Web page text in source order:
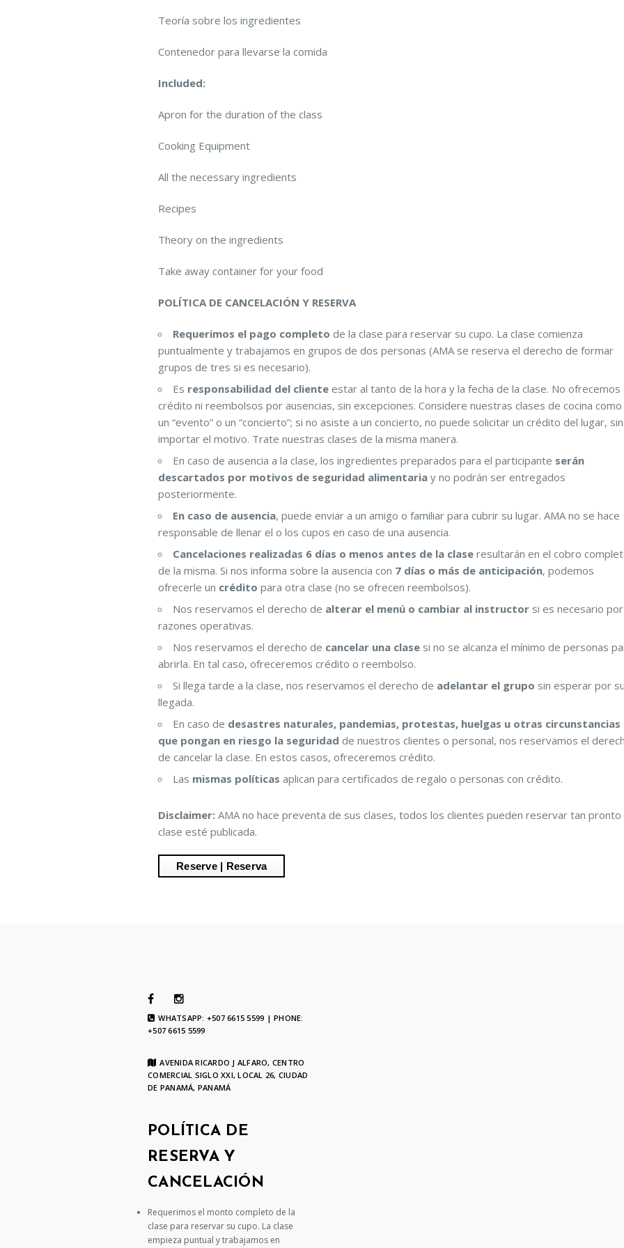
Teoría sobre los ingredientes
Contenedor para llevarse la comida
Included:
Apron for the duration of the class
Cooking Equipment
All the necessary ingredients
Recipes
Theory on the ingredients
Take away container for your food
POLÍTICA DE CANCELACIÓN Y RESERVA
Requerimos el pago completo de la clase para reservar su cupo. La clase comienza
puntualmente y trabajamos en grupos de dos personas (AMA se reserva el derecho de formar
grupos de tres si es necesario).
Es responsabilidad del cliente estar al tanto de la hora y la fecha de la clase. No ofrecemos
crédito ni reembolsos por ausencias, sin excepciones. Considere nuestras clases de cocina como
un “evento” o un “concierto”; si no asiste a un concierto, no puede solicitar un crédito del lugar, sin
importar el motivo. Trate nuestras clases de la misma manera.
En caso de ausencia a la clase, los ingredientes preparados para el participante serán
descartados por motivos de seguridad alimentaria y no podrán ser entregados
posteriormente.
En caso de ausencia, puede enviar a un amigo o familiar para cubrir su lugar. AMA no se hace
responsable de llenar el o los cupos en caso de una ausencia.
Cancelaciones realizadas 6 días o menos antes de la clase resultarán en el cobro
de la misma. Si nos informa sobre la ausencia con 7 días o más de anticipación, podemos
ofrecerle un crédito para otra clase (no se ofrecen reembolsos).
Nos reservamos el derecho de alterar el menú o cambiar al instructor si es necesario por
razones operativas.
Nos reservamos el derecho de cancelar una clase si no se alcanza el mínimo de personas
abrirla. En tal caso, ofreceremos crédito o reembolso.
Si llega tarde a la clase, nos reservamos el derecho de adelantar el grupo sin esperar por
llegada.
En caso de desastres naturales, pandemias, protestas, huelgas u otras circunstancias
que pongan en riesgo la seguridad de nuestros clientes o personal, nos reservamos el
de cancelar la clase. En estos casos, ofreceremos crédito.
Las mismas políticas aplican para certificados de regalo o personas con crédito.
Disclaimer: AMA no hace preventa de sus clases, todos los clientes pueden reservar tan pronto
clase esté publicada.
WHATSAPP: +507 6615 5599 | PHONE:
+507 6615 5599
AVENIDA RICARDO J ALFARO, CENTRO
COMERCIAL SIGLO XXI, LOCAL 26, CIUDAD
DE PANAMÁ, PANAMÁ
POLÍTICA DE
RESERVA Y
CANCELACIÓN
Requerimos el monto completo de la
clase para reservar su cupo. La clase
empieza puntual y trabajamos en